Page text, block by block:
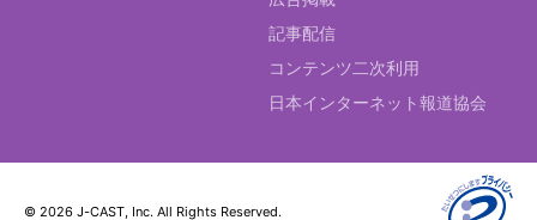
記事配信
コンテンツ二次利用
日本インターネット報道協会
© 2026 J-CAST, Inc. All Rights Reserved.